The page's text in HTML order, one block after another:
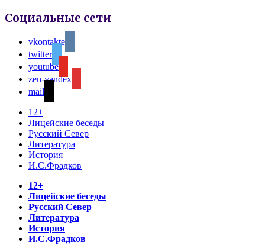
Социальные сети
vkontakte
twitter
youtube
zen-yandex
mail
12+
Лицейские беседы
Русский Север
Литература
История
И.С.Фрадков
12+
Лицейские беседы
Русский Север
Литература
История
И.С.Фрадков